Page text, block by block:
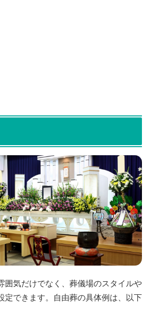
囲気だけでなく、葬儀場のスタイルや
定できます。自由葬の具体例は、以下